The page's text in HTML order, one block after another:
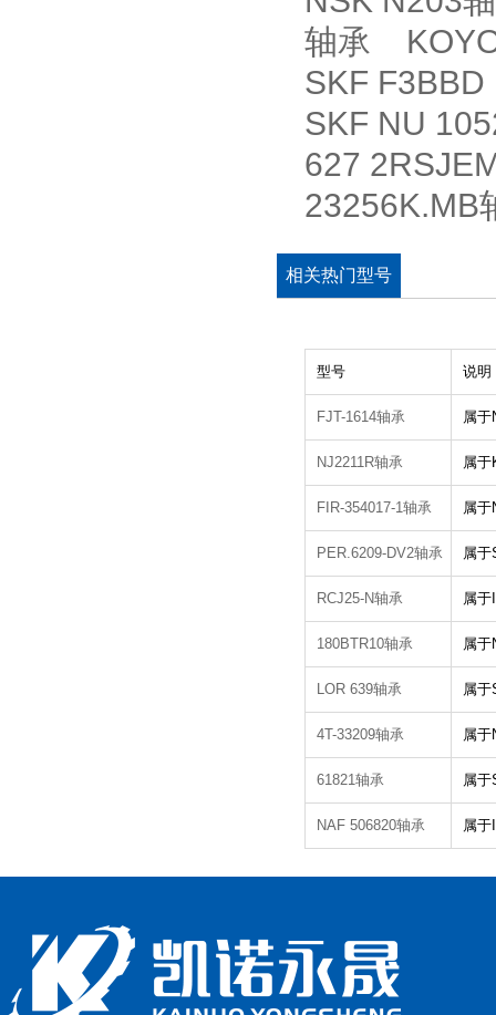
轴承
SKF
SKF NU
627
相关热门型号
型号 说明
FJT-1614轴承 属
NJ2211R轴承 属
FIR-354017-1轴承 属
PER.6209-DV2轴承 属
RCJ25-N轴承 属
180BTR10轴承 属
LOR 639轴承 属
4T-33209轴承 属
61821轴承 属
NAF 506820轴承 属